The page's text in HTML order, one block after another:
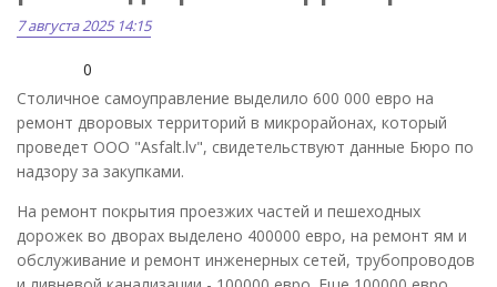
7 августа 2025 14:15
0
Столичное самоуправление выделило 600 000 евро на
ремонт дворовых территорий в микрорайонах, который
проведет ООО "Asfalt.lv", свидетельствуют данные Бюро по
надзору за закупками.
На ремонт покрытия проезжих частей и пешеходных
дорожек во дворах выделено 400000 евро, на ремонт ям и
обслуживание и ремонт инженерных сетей, трубопроводов